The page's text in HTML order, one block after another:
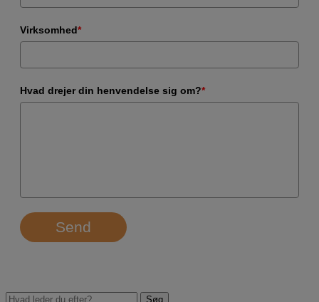
Virksomhed*
Hvad drejer din henvendelse sig om?*
Send